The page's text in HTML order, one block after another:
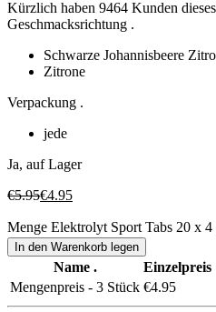
Kürzlich haben 9464 Kunden
Geschmacksrichtung .
Schwarze Johannisbeere
Zitrone
Verpackung .
jede
Ja, auf Lager
€5.95€4.95
Menge Elektrolyt Sport Tabs 20 x 4
In den Warenkorb legen
Name .
Einzelpreis
Mengenpreis - 3 Stück €4.95